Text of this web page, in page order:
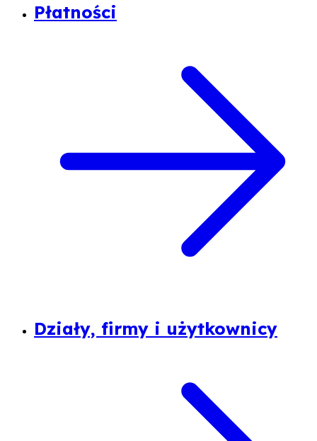
Płatności
Działy, firmy i użytkownicy